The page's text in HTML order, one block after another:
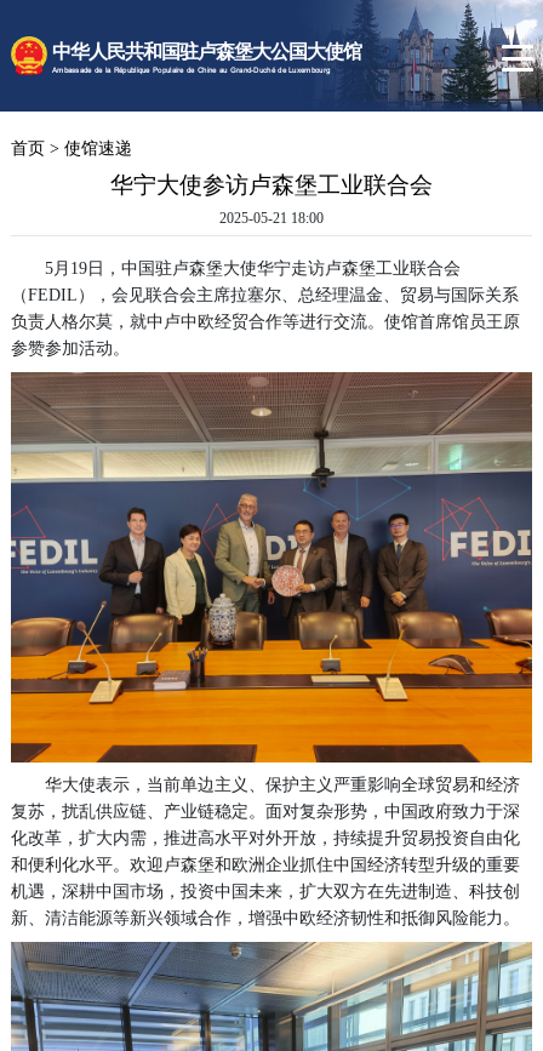
中华人民共和国驻卢森堡大公国大使馆
Ambassade de la République Populaire de Chine au Grand-Duché de Luxembourg
使馆速递
卢森堡概况
首页 > 使馆速递
华宁大使参访卢森堡工业联合会
2025-05-21 18:00
5月19日，中国驻卢森堡大使华宁走访卢森堡工业联合会
（FEDIL），会见联合会主席拉塞尔、总经理温金、贸易与国际关系
负责人格尔莫，就中卢中欧经贸合作等进行交流。使馆首席馆员王原
参赞参加活动。
华大使表示，当前单边主义、保护主义严重影响全球贸易和经济
复苏，扰乱供应链、产业链稳定。面对复杂形势，中国政府致力于深
化改革，扩大内需，推进高水平对外开放，持续提升贸易投资自由化
和便利化水平。欢迎卢森堡和欧洲企业抓住中国经济转型升级的重要
机遇，深耕中国市场，投资中国未来，扩大双方在先进制造、科技创
新、清洁能源等新兴领域合作，增强中欧经济韧性和抵御风险能力。